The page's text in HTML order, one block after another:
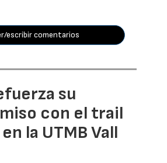
escribir comentarios
su
con el trail
la UTMB Vall